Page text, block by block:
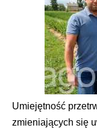
Umiejętność
zmieniających się